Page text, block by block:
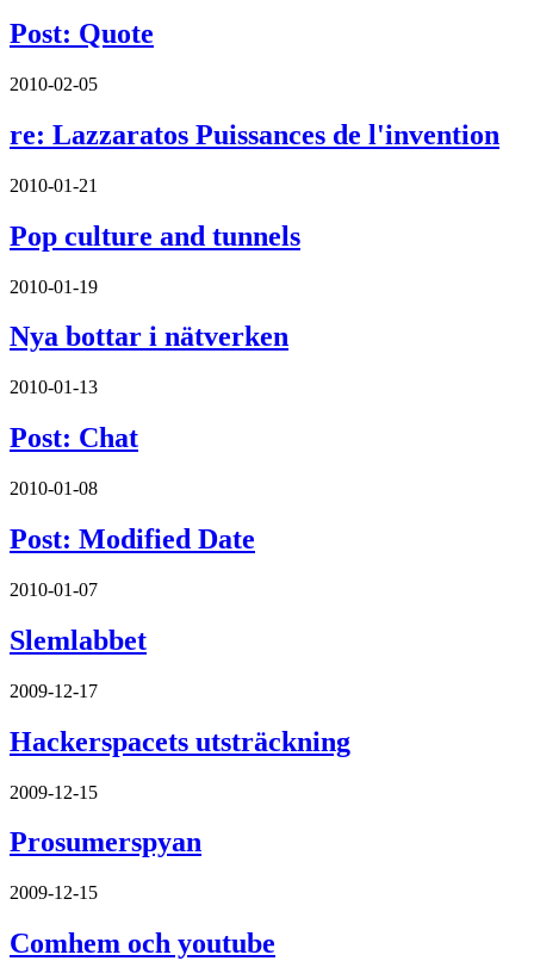
Post: Quote
2010-02-05
re: Lazzaratos Puissances de l'invention
2010-01-21
Pop culture and tunnels
2010-01-19
Nya bottar i nätverken
2010-01-13
Post: Chat
2010-01-08
Post: Modified Date
2010-01-07
Slemlabbet
2009-12-17
Hackerspacets utsträckning
2009-12-15
Prosumerspyan
2009-12-15
Comhem och youtube